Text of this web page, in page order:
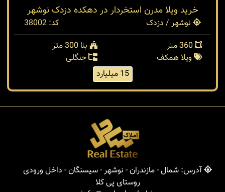
خرید ویلا مدرن استخردار در دهکده دزدک نوشهر
نوشهر / دزدک
کد: 38002
بنا 300 متر
ویلا همکف
جنگلی
15 میلیارد
آدرس: شمال - مازندران - نوشهر - سیسنگان - داخل ورودی
روستای پی کلا